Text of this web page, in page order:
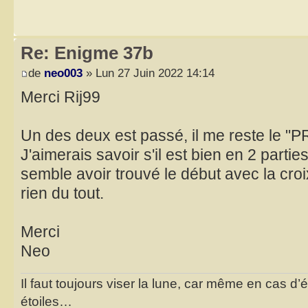
Re: Enigme 37b
de neo003 » Lun 27 Juin 2022 14:14
Merci Rij99
Un des deux est passé, il me reste le
J'aimerais savoir s'il est bien en 2
semble avoir trouvé le début avec la
rien du tout.
Merci
Neo
Il faut toujours viser la lune, car même en cas
étoiles…